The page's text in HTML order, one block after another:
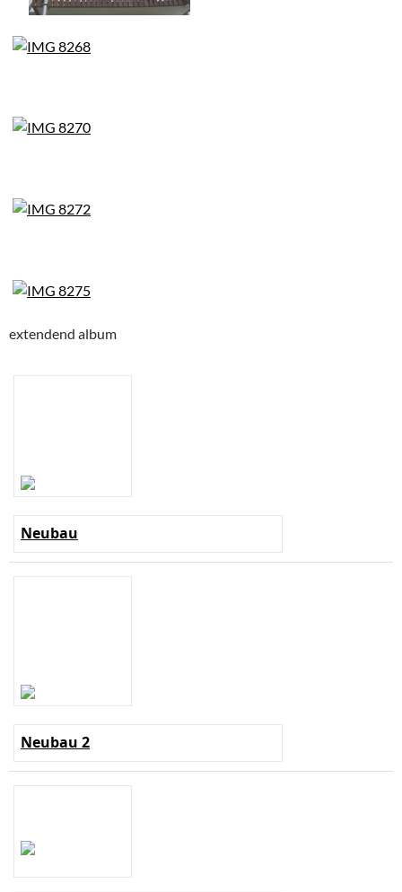
extendend album
Neubau
Neubau 2